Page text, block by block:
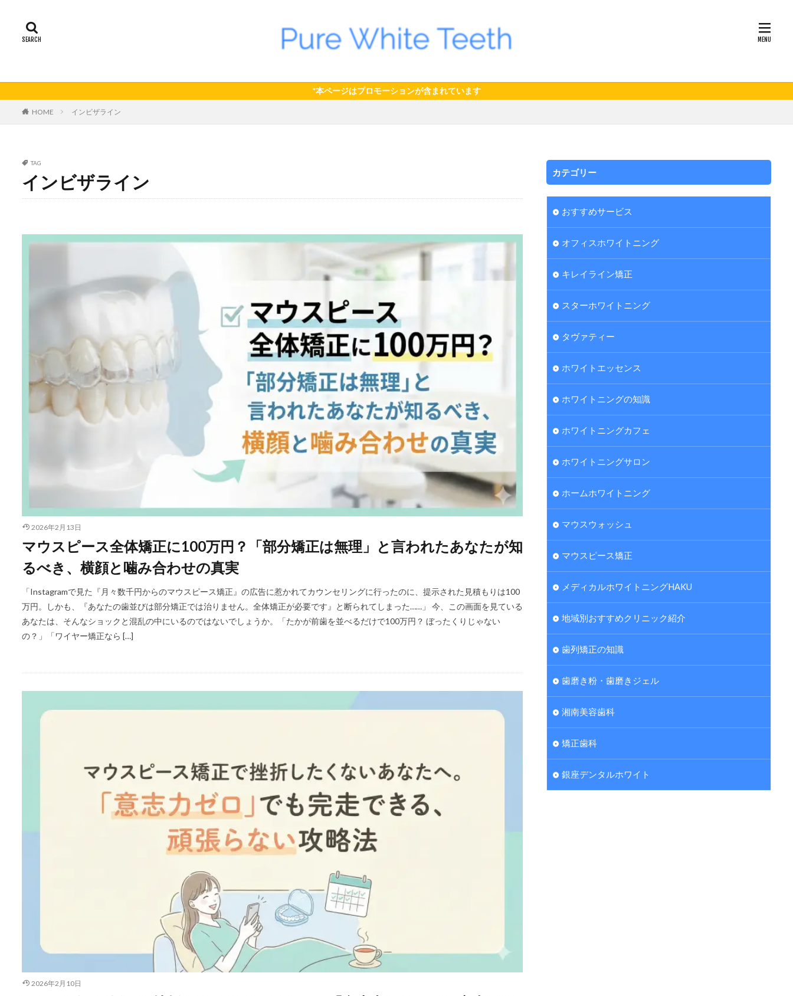
*本ページはプロモーションが含まれています
HOME インビザライン
TAG
インビザライン
2026年2月13日
マウスピース全体矯正に100万円？「部分矯正は無理」と言われたあなたが知
るべき、横顔と噛み合わせの真実
「Instagramで見た『月々数千円からのマウスピース矯正』の広告に惹かれてカウンセリングに行ったのに、提示された見積もりは100
万円。しかも、『あなたの歯並びは部分矯正では治りません。全体矯正が必要です』と断られてしまった……」 今、この画面を見ている
あなたは、そんなショックと混乱の中にいるのではないでしょうか。「たかが前歯を並べるだけで100万円？ ぼったくりじゃない
の？」「ワイヤー矯正なら […]
2026年2月10日
カテゴリー
おすすめサービス
オフィスホワイトニング
キレイライン矯正
スターホワイトニング
タヴァティー
ホワイトエッセンス
ホワイトニングの知識
ホワイトニングカフェ
ホワイトニングサロン
ホームホワイトニング
マウスウォッシュ
マウスピース矯正
メディカルホワイトニングHAKU
地域別おすすめクリニック紹介
歯列矯正の知識
歯磨き粉・歯磨きジェル
湘南美容歯科
矯正歯科
銀座デンタルホワイト